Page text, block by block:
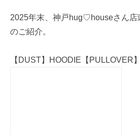
2025年末、神戸hug♡houseさん店
のご紹介。
【DUST】HOODIE【PULLOVER